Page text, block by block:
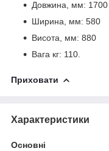
Довжина, мм: 1700
Ширина, мм: 580
Висота, мм: 880
Вага кг: 110.
Приховати
Характеристики
Основні